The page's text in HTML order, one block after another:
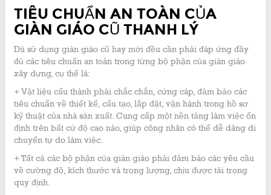
TIÊU CHUẨN AN TOÀN CỦA
GIÀN GIÁO CŨ THANH LÝ
Dù sử dụng giàn giáo cũ hay mới đều cần phải đáp ứng đầy
đủ các tiêu chuẩn an toàn trong từng bộ phận của giàn giáo
xây dựng, cụ thể là:
+ Vật liệu cấu thành phải chắc chắn, cứng cáp, đảm bảo các
tiêu chuẩn về thiết kế, cấu tạo, lắp đặt, vận hành trong hồ sơ
kỹ thuật của nhà sản xuất. Cung cấp một nền tảng làm việc ổn
định trên bất cứ độ cao nào, giúp công nhân có thể dễ dàng di
chuyển tự do làm việc.
+ Tất cả các bộ phận của giàn giáo phải đảm báo các yêu cầu
về cường độ, kích thước và trọng lượng, chịu được tải trọng
quy định.